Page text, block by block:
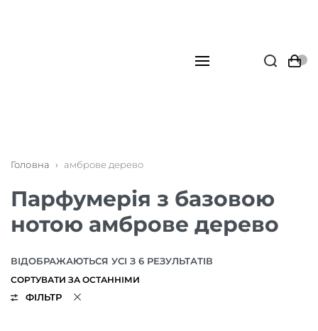
Головна › амброве дерево
Парфумерія з базовою
нотою амброве дерево
ВІДОБРАЖАЮТЬСЯ УСІ З 6 РЕЗУЛЬТАТІВ
ФІЛЬТР